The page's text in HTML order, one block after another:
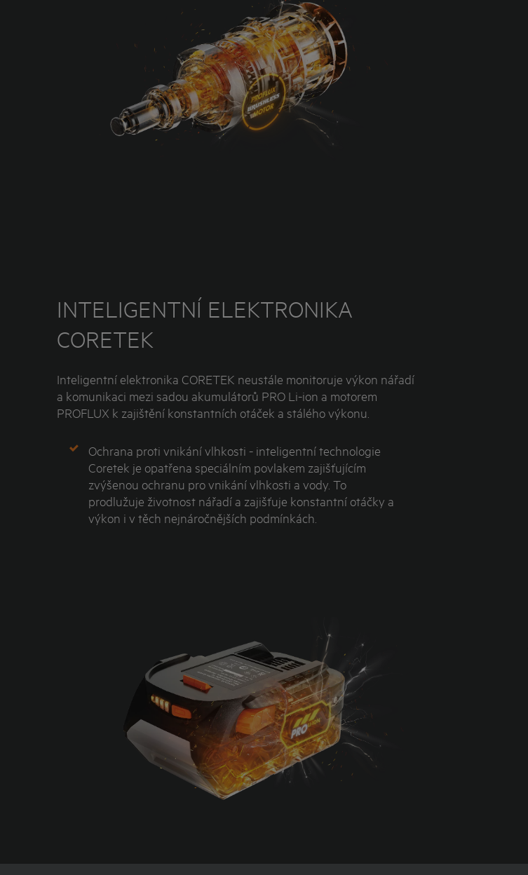
INTELIGENTNÍ ELEKTRONIKA
CORETEK
Inteligentní elektronika CORETEK neustále monitoruje výkon nářadí
a komunikaci mezi sadou akumulátorů PRO Li-ion a motorem
PROFLUX k zajištění konstantních otáček a stálého výkonu.
Ochrana proti vnikání vlhkosti - inteligentní technologie
Coretek je opatřena speciálním povlakem zajišťujícím
zvýšenou ochranu pro vnikání vlhkosti a vody. To
prodlužuje životnost nářadí a zajišťuje konstantní otáčky a
výkon i v těch nejnáročnějších podmínkách.